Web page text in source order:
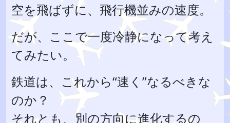
空を飛ばずに、飛行機並みの速度。
だが、ここで一度冷静になって考え
てみたい。
鉄道は、これから“速く”なるべきな
のか？
それとも、別の方向に進化するの